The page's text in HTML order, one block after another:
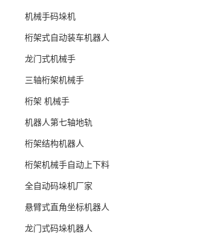
机械手码垛机
桁架式自动装车机器人
龙门式机械手
三轴桁架机械手
桁架 机械手
机器人第七轴地轨
桁架结构机器人
桁架机械手自动上下料
全自动码垛机厂家
悬臂式直角坐标机器人
龙门式码垛机器人